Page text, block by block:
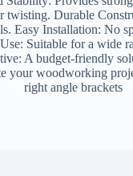
twisting. Durable
Easy Installation: No
Suitable for a wide
A budget-friendly
your woodworking
right angle brackets